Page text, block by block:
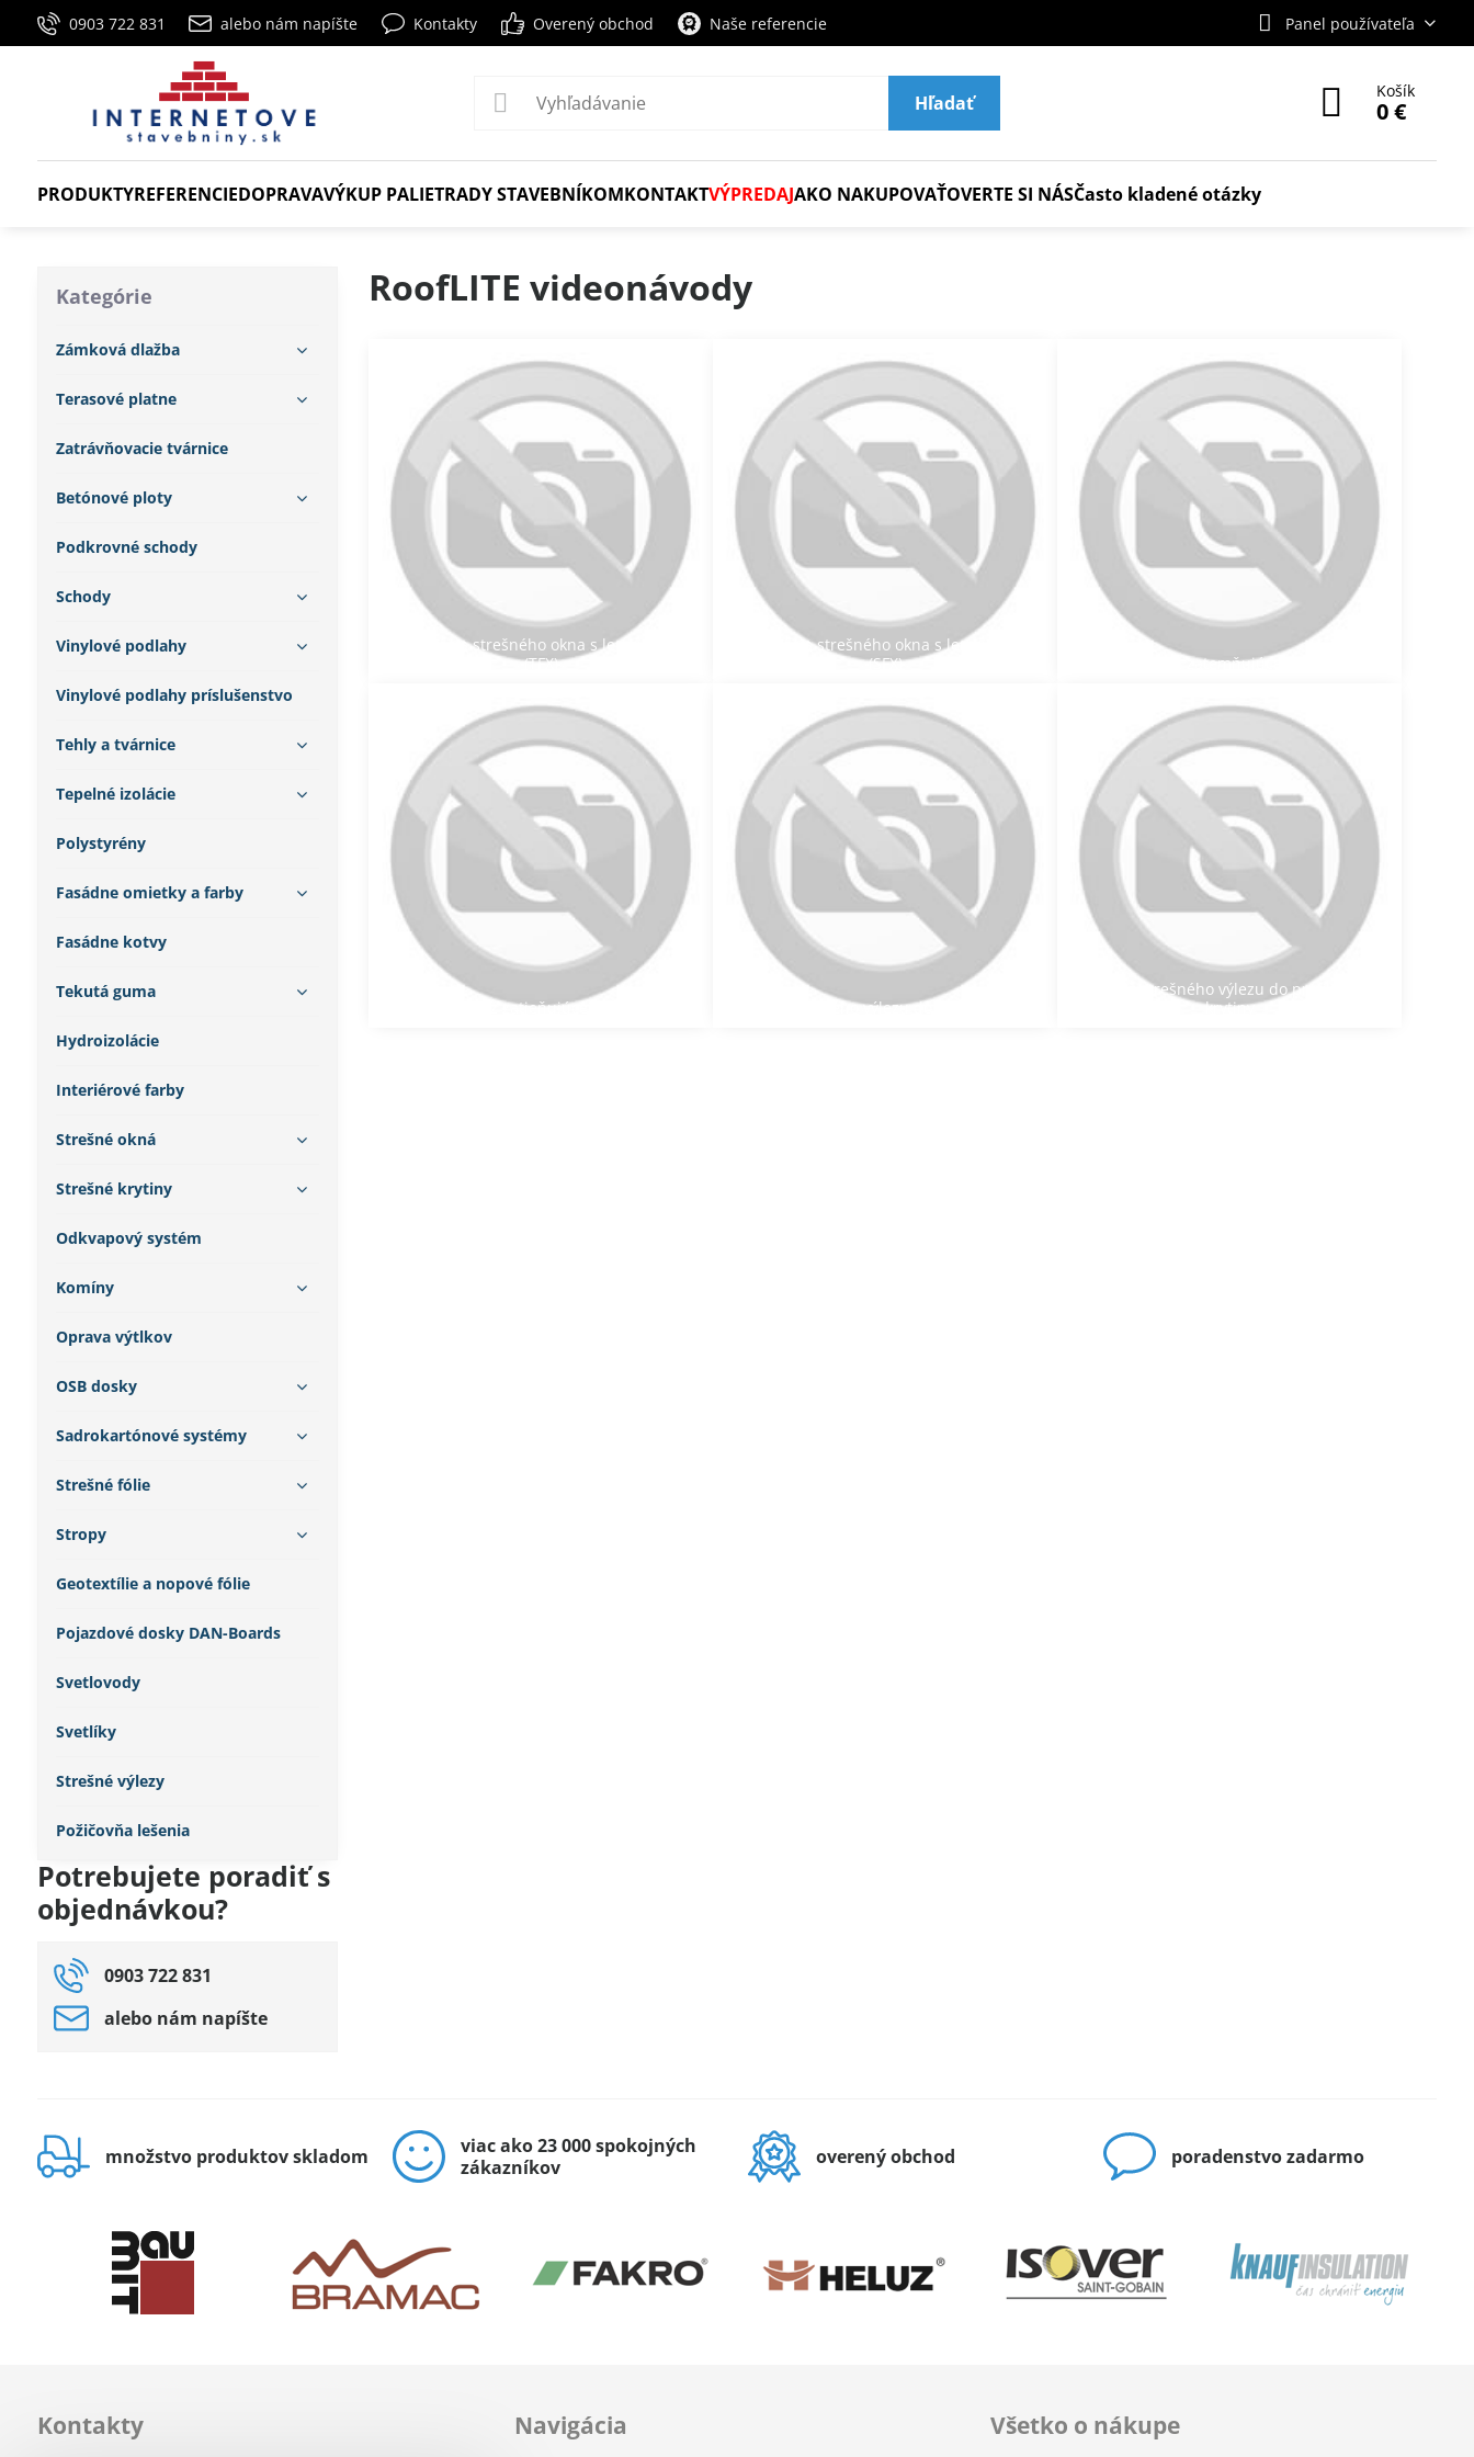
0903 722 831 alebo nám napíšte Kontakty Overený obchod Naše referencie Panel používateľa
Hľadať
Košík
0 €
PRODUKTYREFERENCIEDOPRAVAVÝKUP PALIETRADY STAVEBNÍKOMKONTAKTVÝPREDAJAKO NAKUPOVAŤOVERTE SI NÁSČasto kladené otázky
RoofLITE videonávody
Inštalácia strešného okna s lemovaním
(TFX)
Inštalácia strešného okna s lemovaním
(SFX)
Montáž zatemňujúcej rolety
Montáž zatieňujúcej rolety Montáž strešného výlezu do plochej krytiny
Montáž strešného výlezu do profilovanej
krytiny
Kategórie
Zámková dlažba
Terasové platne
Zatrávňovacie tvárnice
Betónové ploty
Podkrovné schody
Schody
Vinylové podlahy
Vinylové podlahy príslušenstvo
Tehly a tvárnice
Tepelné izolácie
Polystyrény
Fasádne omietky a farby
Fasádne kotvy
Tekutá guma
Hydroizolácie
Interiérové farby
Strešné okná
Strešné krytiny
Odkvapový systém
Komíny
Oprava výtlkov
OSB dosky
Sadrokartónové systémy
Strešné fólie
Stropy
Geotextílie a nopové fólie
Pojazdové dosky DAN-Boards
Svetlovody
Svetlíky
Strešné výlezy
Požičovňa lešenia
Potrebujete poradiť s
objednávkou?
0903 722 831
alebo nám napíšte
množstvo produktov skladom
viac ako 23 000 spokojných
zákazníkov
overený obchod poradenstvo zadarmo
Kontakty Navigácia Všetko o nákupe